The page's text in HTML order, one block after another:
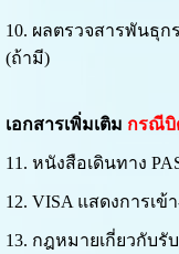
10. ผลตรวจสารพันธุก
(ถ้ามี)
เอกสารเพิ่มเติม กรณีบิ
11. หนังสือเดินทาง
12. VISA แสดงการเ
13. กฎหมายเกี่ยวกับรั